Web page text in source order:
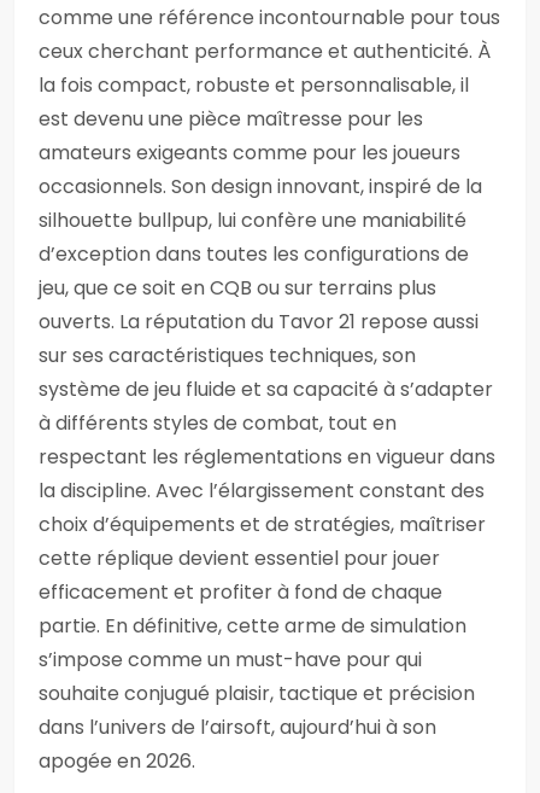
comme une référence incontournable pour tous
ceux cherchant performance et authenticité. À
la fois compact, robuste et personnalisable, il
est devenu une pièce maîtresse pour les
amateurs exigeants comme pour les joueurs
occasionnels. Son design innovant, inspiré de la
silhouette bullpup, lui confère une maniabilité
d’exception dans toutes les configurations de
jeu, que ce soit en CQB ou sur terrains plus
ouverts. La réputation du Tavor 21 repose aussi
sur ses caractéristiques techniques, son
système de jeu fluide et sa capacité à s’adapter
à différents styles de combat, tout en
respectant les réglementations en vigueur dans
la discipline. Avec l’élargissement constant des
choix d’équipements et de stratégies, maîtriser
cette réplique devient essentiel pour jouer
efficacement et profiter à fond de chaque
partie. En définitive, cette arme de simulation
s’impose comme un must-have pour qui
souhaite conjugué plaisir, tactique et précision
dans l’univers de l’airsoft, aujourd’hui à son
apogée en 2026.